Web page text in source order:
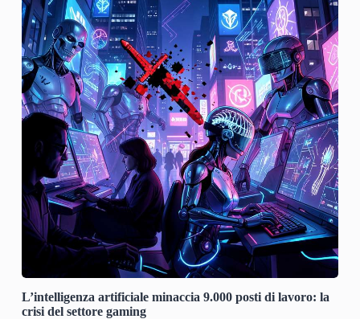
L’intelligenza artificiale minaccia 9.000 posti di lavoro: la
crisi del settore gaming